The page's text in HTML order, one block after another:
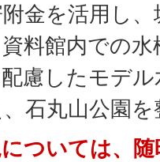
金を活用し
料館内での
慮したモデ
石丸山公園
ついては、